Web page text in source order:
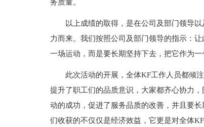
务质量。
以上成绩的取得，是在公司及部门领导
力而来。我们按照公司及部门领导的指示：
一场运动，而是要长期坚持下去，把它作为一
此次活动的开展，全体KF工作人员都倾
提升了职工们的品质意识，大家都齐心协力
动的成功，促进了服务品质的改善，并且要
们收获的不仅仅是经济效益，它更是对全体